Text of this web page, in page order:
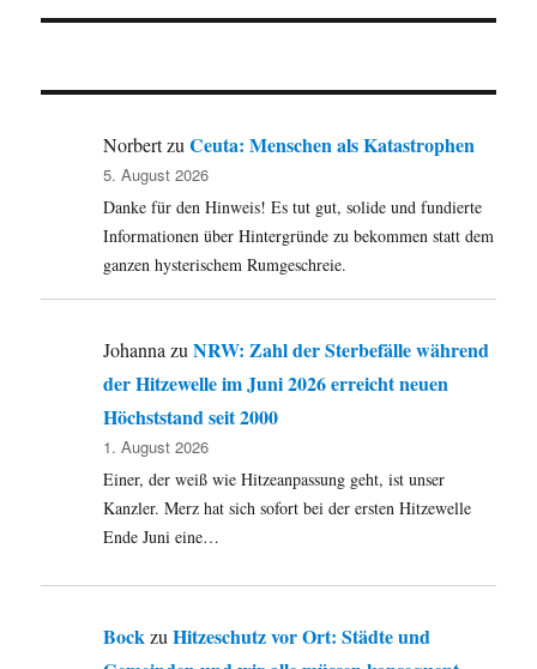
NorbertzuCeuta: Menschen als Katastrophen
5. August 2026
Danke für den Hinweis! Es tut gut, solide und fundierte
Informationen über Hintergründe zu bekommen statt dem
ganzen hysterischem Rumgeschreie.
JohannazuNRW: Zahl der Sterbefälle während
der Hitzewelle im Juni 2026 erreicht neuen
Höchststand seit 2000
1. August 2026
Einer, der weiß wie Hitzeanpassung geht, ist unser
Kanzler. Merz hat sich sofort bei der ersten Hitzewelle
Ende Juni eine…
BockzuHitzeschutz vor Ort: Städte und